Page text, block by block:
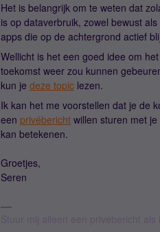
Het is belangrijk om te weten dat
is op dataverbruik, zowel bewust
apps die op de achtergrond actief
Wellicht is het een goed idee om het
toekomst weer zou kunnen
kun je deze topic lezen.
Ik kan het me voorstellen dat je de
een privébericht willen sturen met
kan betekenen.
Groetjes,
Seren